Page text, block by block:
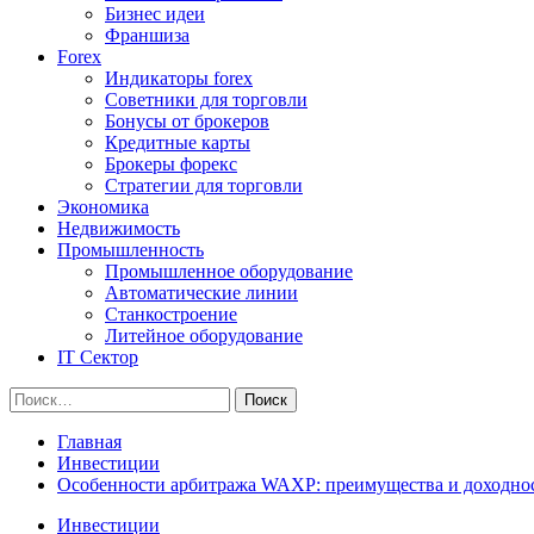
Бизнес идеи
Франшиза
Forex
Индикаторы forex
Советники для торговли
Бонусы от брокеров
Кредитные карты
Брокеры форекс
Стратегии для торговли
Экономика
Недвижимость
Промышленность
Промышленное оборудование
Автоматические линии
Станкостроение
Литейное оборудование
IT Сектор
Найти:
Главная
Инвестиции
Особенности арбитража WAXP: преимущества и
Инвестиции